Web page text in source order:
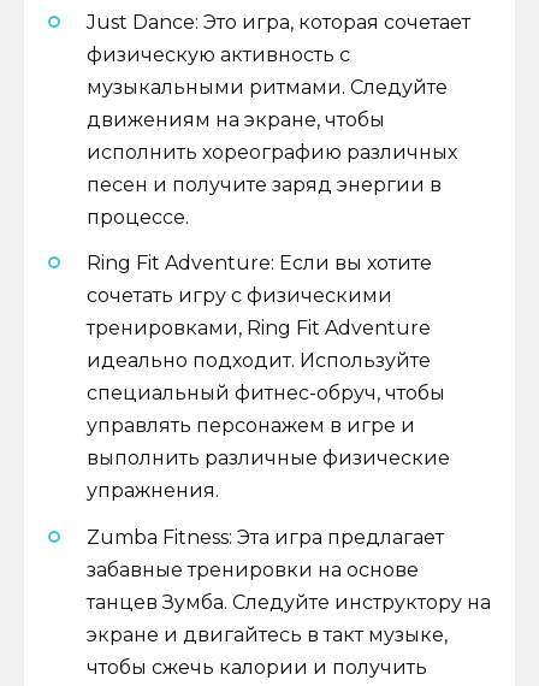
Just Dance: Это игра, которая сочетает
физическую активность с
музыкальными ритмами. Следуйте
движениям на экране, чтобы
исполнить хореографию различных
песен и получите заряд энергии в
процессе.
Ring Fit Adventure: Если вы хотите
сочетать игру с физическими
тренировками, Ring Fit Adventure
идеально подходит. Используйте
специальный фитнес-обруч, чтобы
управлять персонажем в игре и
выполнить различные физические
упражнения.
Zumba Fitness: Эта игра предлагает
забавные тренировки на основе
танцев Зумба. Следуйте инструктору на
экране и двигайтесь в такт музыке,
чтобы сжечь калории и получить